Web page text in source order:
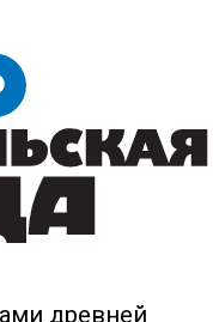
древней